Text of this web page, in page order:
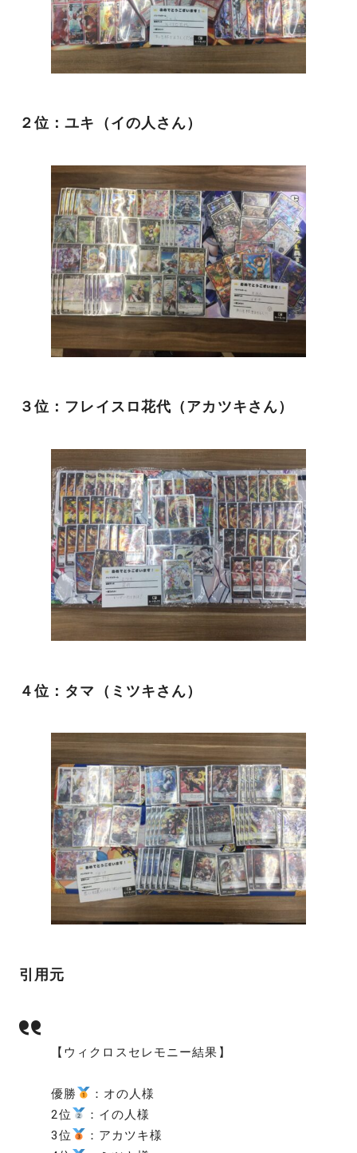
２位：ユキ（イの人さん）
３位：フレイスロ花代（アカツキさん）
４位：タマ（ミツキさん）
引用元
【ウィクロスセレモニー結果】
優勝
：オの人様
2位
：イの人様
3位
：アカツキ様